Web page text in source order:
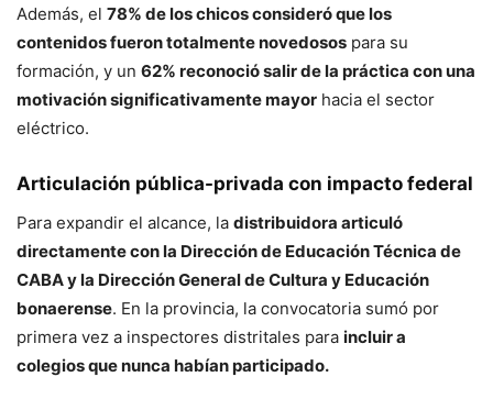
Además, el 78% de los chicos consideró que los
contenidos fueron totalmente novedosos para su
formación, y un 62% reconoció salir de la práctica con una
motivación significativamente mayor hacia el sector
eléctrico.
Articulación pública-privada con impacto federal
Para expandir el alcance, la distribuidora articuló
directamente con la Dirección de Educación Técnica de
CABA y la Dirección General de Cultura y Educación
bonaerense. En la provincia, la convocatoria sumó por
primera vez a inspectores distritales para incluir a
colegios que nunca habían participado.